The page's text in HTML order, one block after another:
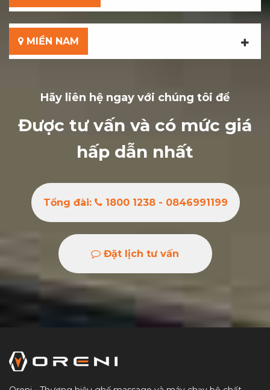
MIỀN NAM
Hãy liên hệ ngay với chúng tôi để
Được tư vấn và có mức giá
hấp dẫn nhất
Tổng đài: 1800 1238 - 0846991199
Đặt lịch tư vấn